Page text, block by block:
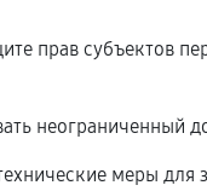
прав субъектов
неограниченный
меры